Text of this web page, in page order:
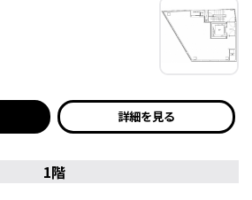
詳細を見る
1階